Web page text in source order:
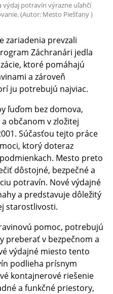
potravín výrazne uľahčí
(Autor: Mesto Piešťany )
zariadenia prevzali
Záchranári jedla
ktoré pomáhajú
a zároveň
ju potrebujú najviac.
ľuďom bez domova,
občanom v zložitej
Súčasťou tejto práce
ktorý doteraz
Mesto preto
dôstojné, bezpečné a
potravín. Nové výdajné
a predstavuje dôležitý
starostlivosti.
pomoc, potrebujú
preberať v bezpečnom a
výdajné miesto tento
podlieha prísnym
kontajnerové riešenie
a funkčné priestory,